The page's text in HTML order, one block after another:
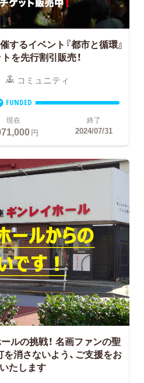
するイベント『都市と循環』
を先行割引販売！
コミュニティ
FUNDED
現在
円
終了
2024/07/31
ルの挑戦！ 名画ファンの聖
消さないよう、ご支援をお
たします